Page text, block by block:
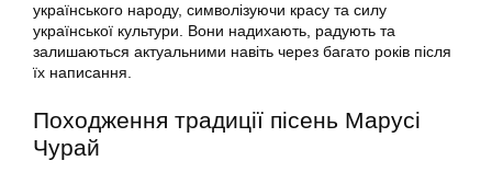
українського народу, символізуючи красу та силу
української культури. Вони надихають, радують та
залишаються актуальними навіть через багато років після
їх написання.
Походження традиції пісень Марусі
Чурай